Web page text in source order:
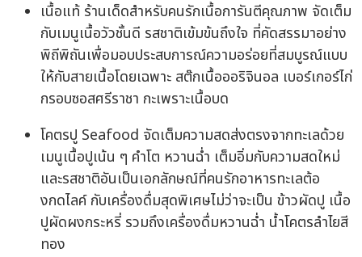
เนื้อแท้ ร้านเด็ดสำหรับคนรักเนื้อการันตีคุณภาพ จัดเต็ม
กับเมนูเนื้อวัวชั้นดี รสชาติเข้มข้นถึงใจ ที่คัดสรรมาอย่าง
พิถีพิถันเพื่อมอบประสบการณ์ความอร่อยที่สมบูรณ์แบบ
ให้กับสายเนื้อโดยเฉพาะ สต๊กเนื้อออริจินอล เบอร์เกอร์ไก่
กรอบซอสศรีราชา กะเพราะเนื้อบด
โคตรปู Seafood จัดเต็มความสดส่งตรงจากทะเลด้วย
เมนูเนื้อปูเน้น ๆ คำโต หวานฉ่ำ เต็มอิ่มกับความสดใหม่
และรสชาติอันเป็นเอกลักษณ์ที่คนรักอาหารทะเลต้อ
งกดไลค์ กับเครื่องดื่มสุดพิเศษไม่ว่าจะเป็น ข้าวผัดปู เนื้อ
ปูผัดผงกระหรี่ รวมถึงเครื่องดื่มหวานฉ่ำ น้ำโคตรลำไยสี
ทอง